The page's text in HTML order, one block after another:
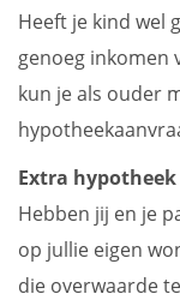
Heeft je kind wel
genoeg inkomen
kun je als ouder
Extra
Hebben jij en je
op jullie eigen
die overwaarde